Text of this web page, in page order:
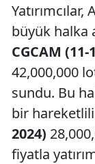
büyük halka
CGCAM
42,000,000
sundu. Bu
bir
2024)
fiyatla